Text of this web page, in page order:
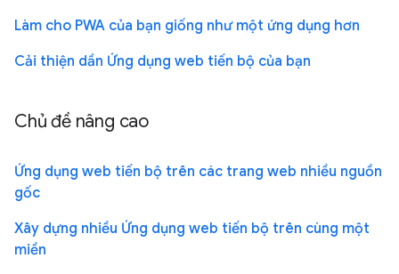
Làm cho PWA của bạn giống như một ứng dụng hơn
Cải thiện dần Ứng dụng web tiến bộ của bạn
Chủ đề nâng cao
Ứng dụng web tiến bộ trên các trang web nhiều nguồn
gốc
Xây dựng nhiều Ứng dụng web tiến bộ trên cùng một
miền